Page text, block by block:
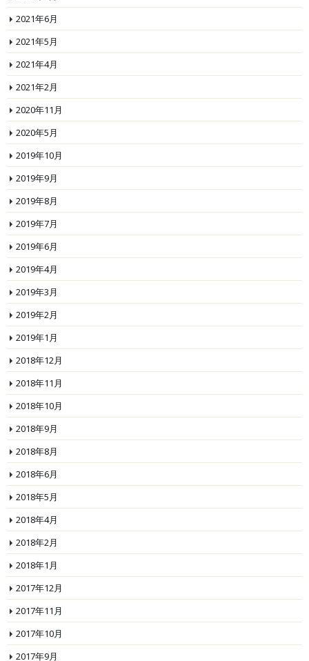
2021年6月
2021年5月
2021年4月
2021年2月
2020年11月
2020年5月
2019年10月
2019年9月
2019年8月
2019年7月
2019年6月
2019年4月
2019年3月
2019年2月
2019年1月
2018年12月
2018年11月
2018年10月
2018年9月
2018年8月
2018年6月
2018年5月
2018年4月
2018年2月
2018年1月
2017年12月
2017年11月
2017年10月
2017年9月